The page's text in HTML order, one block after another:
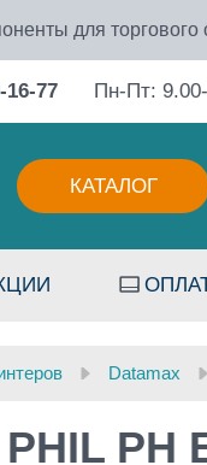
для
16-77 Пн-Пт:
КАТАЛОГ
Datamax
PH